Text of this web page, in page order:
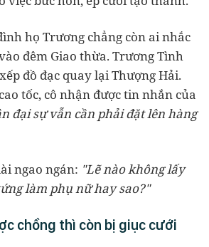
họ Trương chẳng còn ai nhắc
đêm Giao thừa. Trương Tình
đồ đạc quay lại Thượng Hải.
tốc, cô nhận được tin nhắn của
đại sự vẫn cần phải đặt lên hàng
ngao ngán: "Lẽ nào không lấy
làm phụ nữ hay sao?"
chồng thì còn bị giục cưới